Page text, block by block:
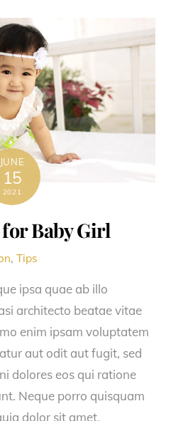
JUNE
15
2021
Baby Girl
,Tips
ipsa quae ab illo
architecto beatae vitae
enim ipsam voluptatem
aut odit aut fugit, sed
dolores eos qui ratione
Neque porro quisquam
dolor sit amet,